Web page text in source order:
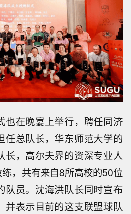
也在晚宴上举行，聘任同济
任总队长，华东师范大学的
长，高尔夫界的资深专业人
，共有来自8所高校的50位
队员。沈海洪队长同时宣布
并表示目前的这支联盟球队